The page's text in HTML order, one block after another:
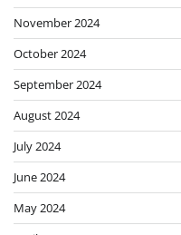
November 2024
October 2024
September 2024
August 2024
July 2024
June 2024
May 2024